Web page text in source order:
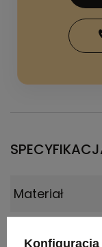
Materiał
Konfiguracja